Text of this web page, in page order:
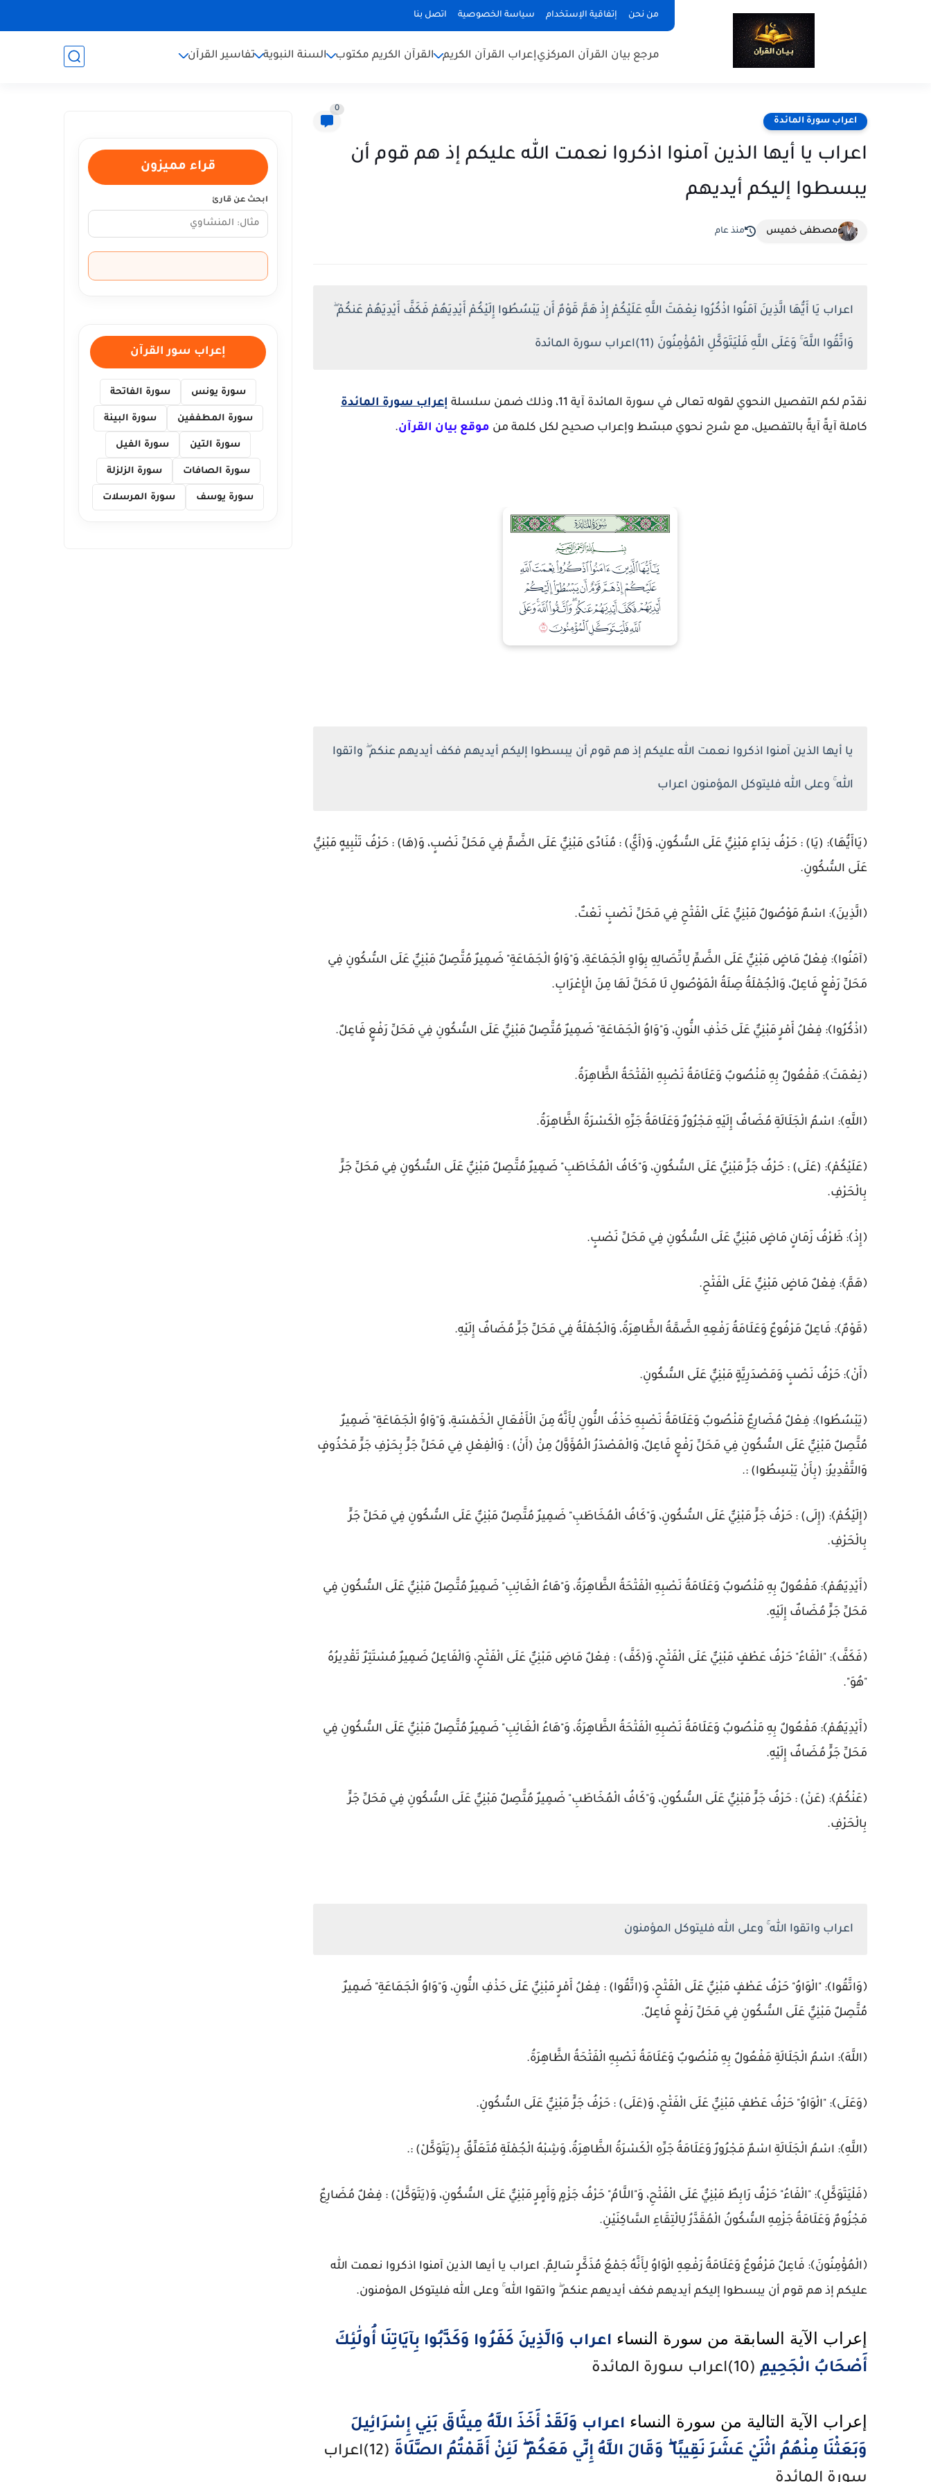
من نحن إتفاقية الإستخدام سياسة الخصوصية اتصل بنا
مرجع بيان القرآن المركزيإعراب القرآن الكريم القرآن الكريم مكتوب السنة النبوية تفاسير القرآن
اعراب سورة المائدة
0
اعراب يا أيها الذين آمنوا اذكروا نعمت الله عليكم إذ هم قوم أن
يبسطوا إليكم أيديهم
مصطفى خميس منذ عام
اعراب يَا أَيُّهَا الَّذِينَ آمَنُوا اذْكُرُوا نِعْمَتَ اللَّهِ عَلَيْكُمْ إِذْ هَمَّ قَوْمٌ أَن يَبْسُطُوا إِلَيْكُمْ أَيْدِيَهُمْ فَكَفَّ أَيْدِيَهُمْ عَنكُمْ ۖ
وَاتَّقُوا اللَّهَ ۚ وَعَلَى اللَّهِ فَلْيَتَوَكَّلِ الْمُؤْمِنُونَ (11)اعراب سورة المائدة
نقدّم لكم التفصيل النحوي لقوله تعالى في سورة المائدة آية 11، وذلك ضمن سلسلة
إعراب سورة المائدة
كاملة آيةً آيةً بالتفصيل، مع شرح نحوي مبسّط وإعراب صحيح لكل كلمة من موقع بيان القرآن.
يا أيها الذين آمنوا اذكروا نعمت الله عليكم إذ هم قوم أن يبسطوا إليكم أيديهم فكف أيديهم عنكم ۖ واتقوا
الله ۚ وعلى الله فليتوكل المؤمنون اعراب
﴿يَاأَيُّهَا﴾: (يَا) : حَرْفُ نِدَاءٍ مَبْنِيٌّ عَلَى السُّكُونِ، وَ(أَيُّ) : مُنَادًى مَبْنِيٌّ عَلَى الضَّمِّ فِي مَحَلِّ نَصْبٍ، وَ(هَا) : حَرْفُ تَنْبِيهٍ مَبْنِيٌّ
عَلَى السُّكُونِ.
﴿الَّذِينَ﴾: اسْمٌ مَوْصُولٌ مَبْنِيٌّ عَلَى الْفَتْحِ فِي مَحَلِّ نَصْبٍ نَعْتٌ.
﴿آمَنُوا﴾: فِعْلٌ مَاضٍ مَبْنِيٌّ عَلَى الضَّمِّ لِاتِّصَالِهِ بِوَاوِ الْجَمَاعَةِ، وَ"وَاوُ الْجَمَاعَةِ" ضَمِيرٌ مُتَّصِلٌ مَبْنِيٌّ عَلَى السُّكُونِ فِي
مَحَلِّ رَفْعٍ فَاعِلٌ، وَالْجُمْلَةُ صِلَةُ الْمَوْصُولِ لَا مَحَلَّ لَهَا مِنَ الْإِعْرَابِ.
﴿اذْكُرُوا﴾: فِعْلُ أَمْرٍ مَبْنِيٌّ عَلَى حَذْفِ النُّونِ، وَ"وَاوُ الْجَمَاعَةِ" ضَمِيرٌ مُتَّصِلٌ مَبْنِيٌّ عَلَى السُّكُونِ فِي مَحَلِّ رَفْعٍ فَاعِلٌ.
﴿نِعْمَتَ﴾: مَفْعُولٌ بِهِ مَنْصُوبٌ وَعَلَامَةُ نَصْبِهِ الْفَتْحَةُ الظَّاهِرَةُ.
﴿اللَّهِ﴾: اسْمُ الْجَلَالَةِ مُضَافٌ إِلَيْهِ مَجْرُورٌ وَعَلَامَةُ جَرِّهِ الْكَسْرَةُ الظَّاهِرَةُ.
﴿عَلَيْكُمْ﴾: (عَلَى) : حَرْفُ جَرٍّ مَبْنِيٌّ عَلَى السُّكُونِ، وَ"كَافُ الْمُخَاطَبِ" ضَمِيرٌ مُتَّصِلٌ مَبْنِيٌّ عَلَى السُّكُونِ فِي مَحَلِّ جَرٍّ
بِالْحَرْفِ.
﴿إِذْ﴾: ظَرْفُ زَمَانٍ مَاضٍ مَبْنِيٌّ عَلَى السُّكُونِ فِي مَحَلِّ نَصْبٍ.
﴿هَمَّ﴾: فِعْلٌ مَاضٍ مَبْنِيٌّ عَلَى الْفَتْحِ.
﴿قَوْمٌ﴾: فَاعِلٌ مَرْفُوعٌ وَعَلَامَةُ رَفْعِهِ الضَّمَّةُ الظَّاهِرَةُ، وَالْجُمْلَةُ فِي مَحَلِّ جَرٍّ مُضَافٌ إِلَيْهِ.
﴿أَنْ﴾: حَرْفُ نَصْبٍ وَمَصْدَرِيَّةٍ مَبْنِيٌّ عَلَى السُّكُونِ.
﴿يَبْسُطُوا﴾: فِعْلٌ مُضَارِعٌ مَنْصُوبٌ وَعَلَامَةُ نَصْبِهِ حَذْفُ النُّونِ لِأَنَّهُ مِنَ الْأَفْعَالِ الْخَمْسَةِ، وَ"وَاوُ الْجَمَاعَةِ" ضَمِيرٌ
مُتَّصِلٌ مَبْنِيٌّ عَلَى السُّكُونِ فِي مَحَلِّ رَفْعٍ فَاعِلٌ، وَالْمَصْدَرُ الْمُؤَوَّلُ مِنْ (أَنْ) : وَالْفِعْلِ فِي مَحَلِّ جَرٍّ بِحَرْفِ جَرٍّ مَحْذُوفٍ
وَالتَّقْدِيرُ: (بِأَنْ يَبْسِطُوا) :.
﴿إِلَيْكُمْ﴾: (إِلَى) : حَرْفُ جَرٍّ مَبْنِيٌّ عَلَى السُّكُونِ، وَ"كَافُ الْمُخَاطَبِ" ضَمِيرٌ مُتَّصِلٌ مَبْنِيٌّ عَلَى السُّكُونِ فِي مَحَلِّ جَرٍّ
بِالْحَرْفِ.
﴿أَيْدِيَهُمْ﴾: مَفْعُولٌ بِهِ مَنْصُوبٌ وَعَلَامَةُ نَصْبِهِ الْفَتْحَةُ الظَّاهِرَةُ، وَ"هَاءُ الْغَائِبِ" ضَمِيرٌ مُتَّصِلٌ مَبْنِيٌّ عَلَى السُّكُونِ فِي
مَحَلِّ جَرٍّ مُضَافٌ إِلَيْهِ.
﴿فَكَفَّ﴾: "الْفَاءُ" حَرْفُ عَطْفٍ مَبْنِيٌّ عَلَى الْفَتْحِ، وَ(كَفَّ) : فِعْلٌ مَاضٍ مَبْنِيٌّ عَلَى الْفَتْحِ، وَالْفَاعِلُ ضَمِيرٌ مُسْتَتِرٌ تَقْدِيرُهُ
"هُوَ".
﴿أَيْدِيَهُمْ﴾: مَفْعُولٌ بِهِ مَنْصُوبٌ وَعَلَامَةُ نَصْبِهِ الْفَتْحَةُ الظَّاهِرَةُ، وَ"هَاءُ الْغَائِبِ" ضَمِيرٌ مُتَّصِلٌ مَبْنِيٌّ عَلَى السُّكُونِ فِي
مَحَلِّ جَرٍّ مُضَافٌ إِلَيْهِ.
﴿عَنْكُمْ﴾: (عَنْ) : حَرْفُ جَرٍّ مَبْنِيٌّ عَلَى السُّكُونِ، وَ"كَافُ الْمُخَاطَبِ" ضَمِيرٌ مُتَّصِلٌ مَبْنِيٌّ عَلَى السُّكُونِ فِي مَحَلِّ جَرٍّ
بِالْحَرْفِ.
اعراب واتقوا الله ۚ وعلى الله فليتوكل المؤمنون
﴿وَاتَّقُوا﴾: "الْوَاوُ" حَرْفُ عَطْفٍ مَبْنِيٌّ عَلَى الْفَتْحِ، وَ(اتَّقُوا) : فِعْلُ أَمْرٍ مَبْنِيٌّ عَلَى حَذْفِ النُّونِ، وَ"وَاوُ الْجَمَاعَةِ" ضَمِيرٌ
مُتَّصِلٌ مَبْنِيٌّ عَلَى السُّكُونِ فِي مَحَلِّ رَفْعٍ فَاعِلٌ.
﴿اللَّهَ﴾: اسْمُ الْجَلَالَةِ مَفْعُولٌ بِهِ مَنْصُوبٌ وَعَلَامَةُ نَصْبِهِ الْفَتْحَةُ الظَّاهِرَةُ.
﴿وَعَلَى﴾: "الْوَاوُ" حَرْفُ عَطْفٍ مَبْنِيٌّ عَلَى الْفَتْحِ، وَ(عَلَى) : حَرْفُ جَرٍّ مَبْنِيٌّ عَلَى السُّكُونِ.
﴿اللَّهِ﴾: اسْمُ الْجَلَالَةِ اسْمٌ مَجْرُورٌ وَعَلَامَةُ جَرِّهِ الْكَسْرَةُ الظَّاهِرَةُ، وَشِبْهُ الْجُمْلَةِ مُتَعَلِّقٌ بِـ(يَتَوَكَّلْ) :.
﴿فَلْيَتَوَكَّلِ﴾: "الْفَاءُ" حَرْفٌ رَابِطٌ مَبْنِيٌّ عَلَى الْفَتْحِ، وَ"اللَّامُ" حَرْفُ جَزْمٍ وَأَمٍرٍ مَبْنِيٌّ عَلَى السُّكُونِ، وَ(يَتَوَكَّلْ) : فِعْلٌ مُضَارِعٌ
مَجْزُومٌ وَعَلَامَةُ جَزْمِهِ السُّكُونُ الْمُقَدَّرُ لِالْتِقَاءِ السَّاكِنَيْنِ.
﴿الْمُؤْمِنُونَ﴾: فَاعِلٌ مَرْفُوعٌ وَعَلَامَةُ رَفْعِهِ الْوَاوُ لِأَنَّهُ جَمْعُ مُذَكَّرٍ سَالِمٌ. اعراب يا أيها الذين آمنوا اذكروا نعمت الله
عليكم إذ هم قوم أن يبسطوا إليكم أيديهم فكف أيديهم عنكم ۖ واتقوا الله ۚ وعلى الله فليتوكل المؤمنون.
إعراب الآية السابقة من سورة النساء اعراب وَالَّذِينَ كَفَرُوا وَكَذَّبُوا بِآيَاتِنَا أُولَٰئِكَ
أَصْحَابُ الْجَحِيمِ (10)اعراب سورة المائدة
إعراب الآية التالية من سورة النساء اعراب وَلَقَدْ أَخَذَ اللَّهُ مِيثَاقَ بَنِي إِسْرَائِيلَ
وَبَعَثْنَا مِنْهُمُ اثْنَيْ عَشَرَ نَقِيبًا ۖ وَقَالَ اللَّهُ إِنِّي مَعَكُمْ ۖ لَئِنْ أَقَمْتُمُ الصَّلَاةَ
(12)اعراب
قراء مميزون
ابحث عن قارئ
إعراب سور القرآن
سورة يونس سورة الفاتحة
سورة المطففين سورة البينة
سورة التين سورة الفيل
سورة الصافات سورة الزلزلة
سورة يوسف سورة المرسلات